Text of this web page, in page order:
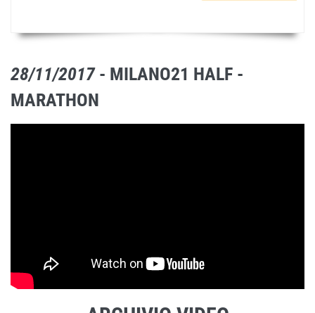
28/11/2017- MILANO21 HALF -
MARATHON